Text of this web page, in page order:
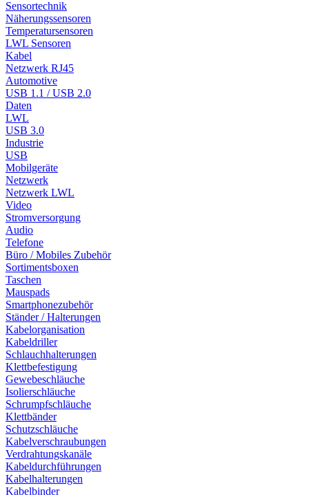
Sensortechnik
Näherungssensoren
Temperatursensoren
LWL Sensoren
Kabel
Netzwerk RJ45
Automotive
USB 1.1 / USB 2.0
Daten
LWL
USB 3.0
Industrie
USB
Mobilgeräte
Netzwerk
Netzwerk LWL
Video
Stromversorgung
Audio
Telefone
Büro / Mobiles Zubehör
Sortimentsboxen
Taschen
Mauspads
Smartphonezubehör
Ständer / Halterungen
Kabelorganisation
Kabeldriller
Schlauchhalterungen
Klettbefestigung
Gewebeschläuche
Isolierschläuche
Schrumpfschläuche
Klettbänder
Schutzschläuche
Kabelverschraubungen
Verdrahtungskanäle
Kabeldurchführungen
Kabelhalterungen
Kabelbinder